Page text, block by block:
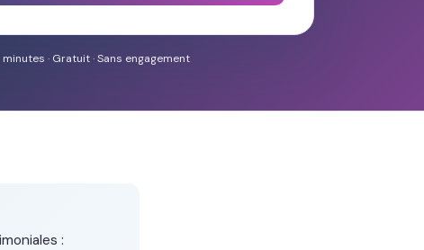
minutes · Gratuit · Sans engagement
: